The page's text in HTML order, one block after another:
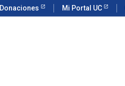
Donaciones Mi Portal UC